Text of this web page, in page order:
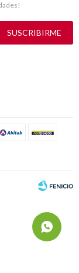
SUSCRIBIRME